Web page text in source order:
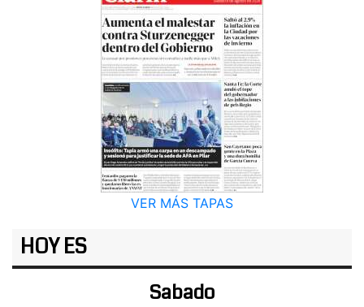
VER MÁS TAPAS
HOY ES
Sabado